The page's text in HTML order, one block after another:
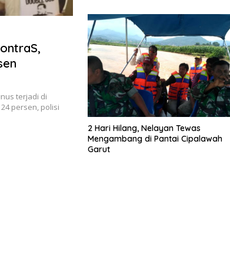
terjadi di
persen, polisi
2 Hari Hilang, Nelayan Tewas
Mengambang di Pantai Cipalawah
Garut